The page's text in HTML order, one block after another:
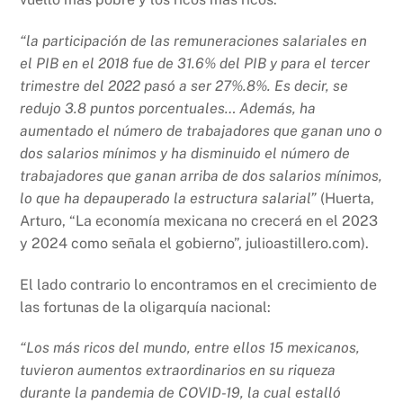
“la participación de las remuneraciones salariales en
el PIB en el 2018 fue de 31.6% del PIB y para el tercer
trimestre del 2022 pasó a ser 27%.8%. Es decir, se
redujo 3.8 puntos porcentuales… Además, ha
aumentado el número de trabajadores que ganan uno o
dos salarios mínimos y ha disminuido el número de
trabajadores que ganan arriba de dos salarios mínimos,
lo que ha depauperado la estructura salarial” (Huerta,
Arturo, “La economía mexicana no crecerá en el 2023
y 2024 como señala el gobierno”, julioastillero.com).
El lado contrario lo encontramos en el crecimiento de
las fortunas de la oligarquía nacional:
“Los más ricos del mundo, entre ellos 15 mexicanos,
tuvieron aumentos extraordinarios en su riqueza
durante la pandemia de COVID-19, la cual estalló